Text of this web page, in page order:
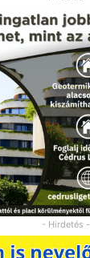
- Hirdetés -